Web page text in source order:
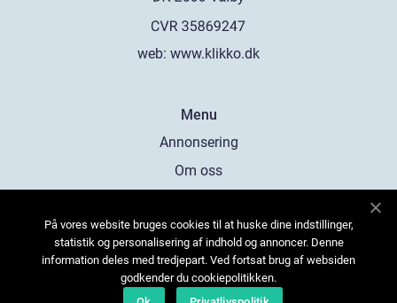
web: www.klikko.dk
Menu
Annonsering
Om oss
Kontakta oss
Sitemap
På vores website bruges cookies til at huske dine indstillinger,
statistik og personalisering af indhold og annoncer. Denne
information deles med tredjepart. Ved fortsat brug af websiden
godkender du cookiepolitikken.